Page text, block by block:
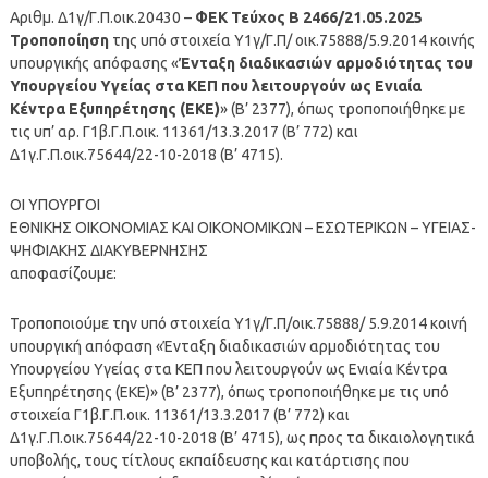
Αριθμ. Δ1γ/Γ.Π.οικ.20430 – ΦΕΚ Τεύχος Β 2466/21.05.2025
Τροποποίησητης υπό στοιχεία Υ1γ/Γ.Π/ οικ.75888/5.9.2014 κοινής
υπουργικής απόφασης «Ένταξη διαδικασιών αρμοδιότητας του
Υπουργείου Υγείας στα ΚΕΠ που λειτουργούν ως Ενιαία
Κέντρα Εξυπηρέτησης (ΕΚΕ)» (Β’ 2377), όπως τροποποιήθηκε με
τις υπ’ αρ. Γ1β.Γ.Π.οικ. 11361/13.3.2017 (Β’ 772) και
Δ1γ.Γ.Π.οικ.75644/22-10-2018 (Β’ 4715).
ΟΙ ΥΠΟΥΡΓΟΙ
ΕΘΝΙΚΗΣ ΟΙΚΟΝΟΜΙΑΣ ΚΑΙ ΟΙΚΟΝΟΜΙΚΩΝ – ΕΣΩΤΕΡΙΚΩΝ – ΥΓΕΙΑΣ-
ΨΗΦΙΑΚΗΣ ΔΙΑΚΥΒΕΡΝΗΣΗΣ
αποφασίζουμε:
Τροποποιούμε την υπό στοιχεία Υ1γ/Γ.Π/οικ.75888/ 5.9.2014 κοινή
υπουργική απόφαση «Ένταξη διαδικασιών αρμοδιότητας του
Υπουργείου Υγείας στα ΚΕΠ που λειτουργούν ως Ενιαία Κέντρα
Εξυπηρέτησης (ΕΚΕ)» (Β’ 2377), όπως τροποποιήθηκε με τις υπό
στοιχεία Γ1β.Γ.Π.οικ. 11361/13.3.2017 (B’ 772) και
Δ1γ.Γ.Π.οικ.75644/22-10-2018 (B’ 4715), ως προς τα δικαιολογητικά
υποβολής, τους τίτλους εκπαίδευσης και κατάρτισης που